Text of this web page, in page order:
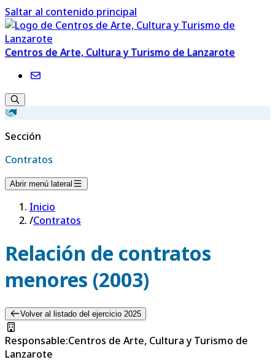
Saltar al contenido principal
Centros de Arte, Cultura y Turismo de Lanzarote
Sección
Contratos
Abrir menú lateral
Inicio
/Contratos
Relación de contratos
menores (2003)
Volver al listado del ejercicio 2025
Responsable:Centros de Arte, Cultura y Turismo de
Lanzarote